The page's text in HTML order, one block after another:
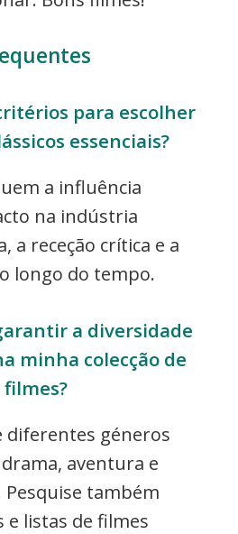
para escolher
essenciais?
a influência
na indústria
a receção crítica e a
longo do tempo.
a diversidade
minha colecção de
filmes?
diferentes géneros
aventura e
Pesquise também
e listas de filmes